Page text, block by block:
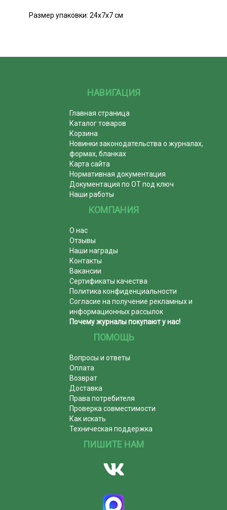
Размер упаковки: 24х7х7 см
НАВИГАЦИЯ
Главная страница
Каталог товаров
Корзина
Новинки законодательства о журналах,
формах, бланках
Карта сайта
Нормативная документация
Документация по ОТ под ключ
Наши работы
КОМПАНИЯ
О нас
Отзывы
Наши награды
Контакты
Вакансии
Сертификаты качества
Политика конфиденциальности
Согласие на получение рекламных и
информационных рассылок
Почему журналы покупают у нас!
ПОМОЩЬ
Вопросы и ответы
Оплата
Возврат
Доставка
Права потребителя
Проверка совместимости
Как искать
Техническая поддержка
ПИШИТЕ НАМ